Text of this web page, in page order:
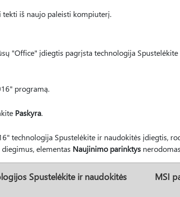
tekti iš naujo paleisti kompiuterį.
"Office" įdiegtis pagrįsta technologija
programą.
Paskyra.
technologija Spustelėkite ir naudokitės įdiegtis,
elementas Naujinimo parinktys
Spustelėkite ir naudokitės
MSI